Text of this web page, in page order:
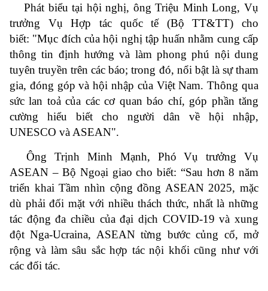
Phát biểu tại hội nghị, ông Triệu Minh Long, Vụ
trưởng Vụ Hợp tác quốc tế (Bộ TT&TT) cho
biết: "Mục đích của hội nghị tập huấn nhằm cung cấp
thông tin định hướng và làm phong phú nội dung
tuyên truyền trên các báo; trong đó, nổi bật là sự tham
gia, đóng góp và hội nhập của Việt Nam. Thông qua
sức lan toả của các cơ quan báo chí, góp phần tăng
cường hiểu biết cho người dân về hội nhập,
UNESCO và ASEAN".
Ông Trịnh Minh Mạnh, Phó Vụ trưởng Vụ
ASEAN – Bộ Ngoại giao cho biết: “Sau hơn 8 năm
triển khai Tầm nhìn cộng đồng ASEAN 2025, mặc
dù phải đối mặt với nhiều thách thức, nhất là những
tác động đa chiều của đại dịch COVID-19 và xung
đột Nga-Ucraina, ASEAN từng bước củng cố, mở
rộng và làm sâu sắc hợp tác nội khối cũng như với
các đối tác.